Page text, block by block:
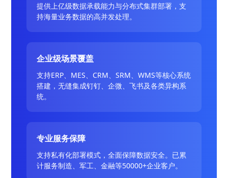
提供上亿级数据承载能力与分布式集群部署，支
持海量业务数据的高并发处理。
企业级场景覆盖
支持ERP、MES、CRM、SRM、WMS等核心系统
搭建，无缝集成钉钉、企微、飞书及各类异构系
统。
专业服务保障
支持私有化部署模式，全面保障数据安全。已累
计服务制造、军工、金融等50000+企业客户。